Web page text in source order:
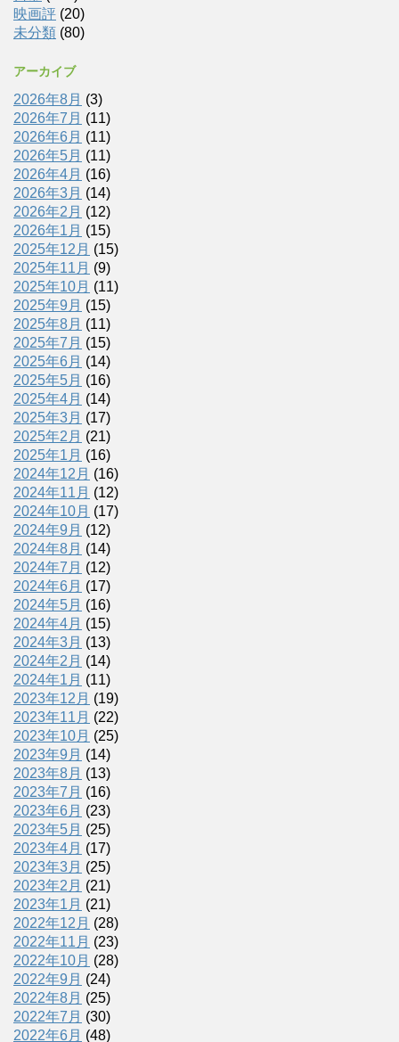
映画評 (20)
未分類 (80)
アーカイブ
2026年8月 (3)
2026年7月 (11)
2026年6月 (11)
2026年5月 (11)
2026年4月 (16)
2026年3月 (14)
2026年2月 (12)
2026年1月 (15)
2025年12月 (15)
2025年11月 (9)
2025年10月 (11)
2025年9月 (15)
2025年8月 (11)
2025年7月 (15)
2025年6月 (14)
2025年5月 (16)
2025年4月 (14)
2025年3月 (17)
2025年2月 (21)
2025年1月 (16)
2024年12月 (16)
2024年11月 (12)
2024年10月 (17)
2024年9月 (12)
2024年8月 (14)
2024年7月 (12)
2024年6月 (17)
2024年5月 (16)
2024年4月 (15)
2024年3月 (13)
2024年2月 (14)
2024年1月 (11)
2023年12月 (19)
2023年11月 (22)
2023年10月 (25)
2023年9月 (14)
2023年8月 (13)
2023年7月 (16)
2023年6月 (23)
2023年5月 (25)
2023年4月 (17)
2023年3月 (25)
2023年2月 (21)
2023年1月 (21)
2022年12月 (28)
2022年11月 (23)
2022年10月 (28)
2022年9月 (24)
2022年8月 (25)
2022年7月 (30)
2022年6月 (48)